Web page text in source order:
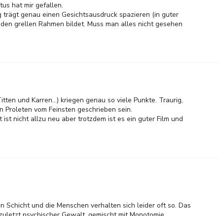
hat mir gefallen.
genau einen Gesichtsausdruck spazieren (in guter
grellen Rahmen bildet. Muss man alles nicht gesehen
und Karren...) kriegen genau so viele Punkte. Traurig,
vom Feinsten geschrieben sein.
nicht allzu neu aber trotzdem ist es ein guter Film und
und die Menschen verhalten sich leider oft so. Das